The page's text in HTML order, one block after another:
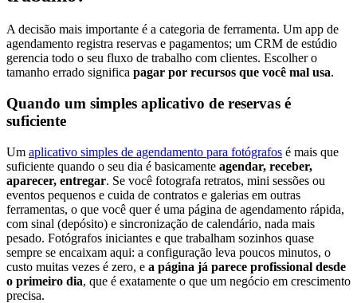
A decisão mais importante é a categoria de ferramenta. Um app de
agendamento registra reservas e pagamentos; um CRM de estúdio
gerencia todo o seu fluxo de trabalho com clientes. Escolher o
tamanho errado significa pagar por recursos que você mal usa.
Quando um simples aplicativo de reservas é
suficiente
Um aplicativo simples de agendamento para fotógrafos é mais que
suficiente quando o seu dia é basicamente agendar, receber,
aparecer, entregar. Se você fotografa retratos, mini sessões ou
eventos pequenos e cuida de contratos e galerias em outras
ferramentas, o que você quer é uma página de agendamento rápida,
com sinal (depósito) e sincronização de calendário, nada mais
pesado. Fotógrafos iniciantes e que trabalham sozinhos quase
sempre se encaixam aqui: a configuração leva poucos minutos, o
custo muitas vezes é zero, e a página já parece profissional desde
o primeiro dia, que é exatamente o que um negócio em crescimento
precisa.